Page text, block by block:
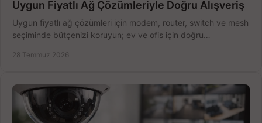
Uygun Fiyatlı Ağ Çözümleriyle Doğru Alışveriş
Uygun fiyatlı ağ çözümleri için modem, router, switch ve mesh
seçiminde bütçenizi koruyun; ev ve ofis için doğru
28 Temmuz 2026